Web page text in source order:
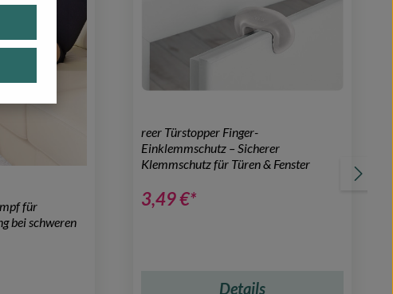
für
bei schweren
reer Türstopper Finger-
Einklemmschutz – Sicherer
Klemmschutz für Türen & Fenster
3,49 €*
Details